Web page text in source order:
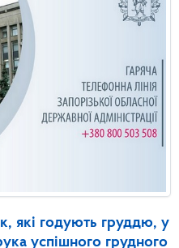
які годують груддю, у
успішного грудного